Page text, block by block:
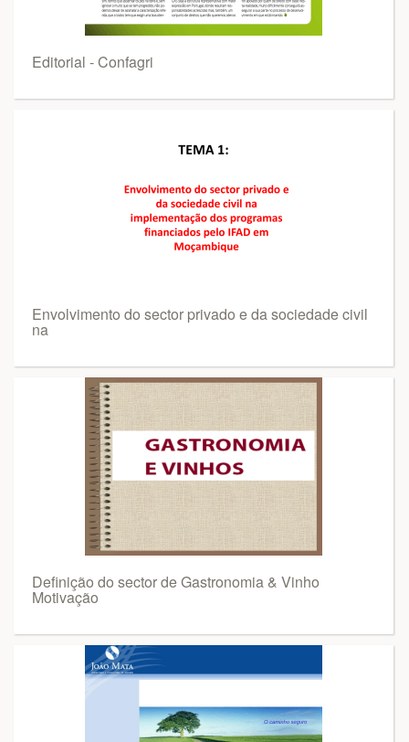
Editorial - Confagri
Envolvimento do sector privado e da sociedade civil
na
Definição do sector de Gastronomia & Vinho
Motivação